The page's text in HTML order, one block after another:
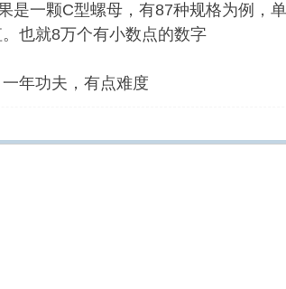
是一颗C型螺母，有87种规格为例，
也就8万个有小数点的数字
年功夫，有点难度